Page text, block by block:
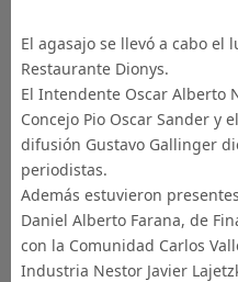
El agasajo se llevó a cabo el
Restaurante Dionys.
El Intendente Oscar Alberto
Concejo Pio Oscar Sander y
difusión Gustavo Gallinger
periodistas.
Además estuvieron
Daniel Alberto Farana, de
con la Comunidad Carlos
Industria Nestor Javier